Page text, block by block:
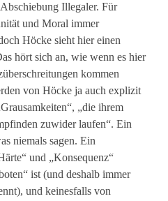
Illegaler. Für
und Moral immer
Höcke sieht hier einen
hört sich an, wie wenn es hier
kommen
von Höcke ja auch explizit
„die ihrem
zuwider laufen“. Ein
niemals sagen. Ein
und „Konsequenz“
ist (und deshalb immer
und keinesfalls von